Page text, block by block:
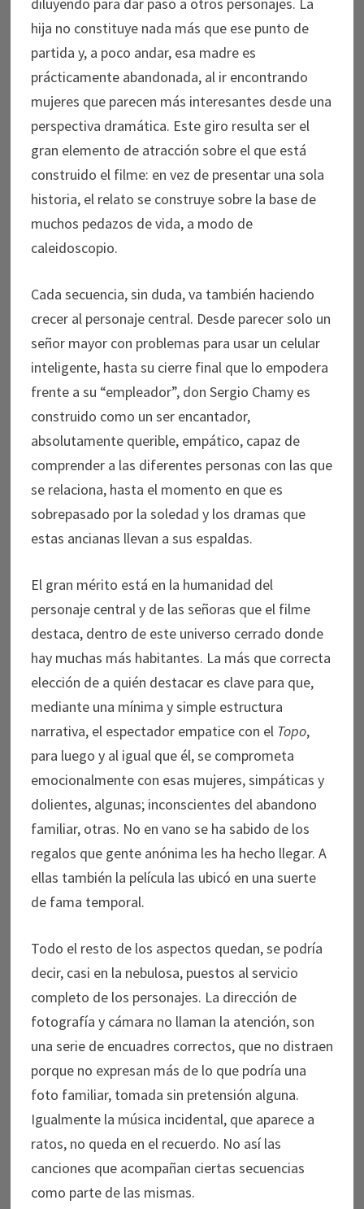
hija no constituye nada más que ese punto de
partida y, a poco andar, esa madre es
prácticamente abandonada, al ir encontrando
mujeres que parecen más interesantes desde una
perspectiva dramática. Este giro resulta ser el
gran elemento de atracción sobre el que está
construido el filme: en vez de presentar una sola
historia, el relato se construye sobre la base de
muchos pedazos de vida, a modo de
caleidoscopio.
Cada secuencia, sin duda, va también haciendo
crecer al personaje central. Desde parecer solo un
señor mayor con problemas para usar un celular
inteligente, hasta su cierre final que lo empodera
frente a su “empleador”, don Sergio Chamy es
construido como un ser encantador,
absolutamente querible, empático, capaz de
comprender a las diferentes personas con las que
se relaciona, hasta el momento en que es
sobrepasado por la soledad y los dramas que
estas ancianas llevan a sus espaldas.
El gran mérito está en la humanidad del
personaje central y de las señoras que el filme
destaca, dentro de este universo cerrado donde
hay muchas más habitantes. La más que correcta
elección de a quién destacar es clave para que,
mediante una mínima y simple estructura
narrativa, el espectador empatice con el Topo,
para luego y al igual que él, se comprometa
emocionalmente con esas mujeres, simpáticas y
dolientes, algunas; inconscientes del abandono
familiar, otras. No en vano se ha sabido de los
regalos que gente anónima les ha hecho llegar. A
ellas también la película las ubicó en una suerte
de fama temporal.
Todo el resto de los aspectos quedan, se podría
decir, casi en la nebulosa, puestos al servicio
completo de los personajes. La dirección de
fotografía y cámara no llaman la atención, son
una serie de encuadres correctos, que no distraen
porque no expresan más de lo que podría una
foto familiar, tomada sin pretensión alguna.
Igualmente la música incidental, que aparece a
ratos, no queda en el recuerdo. No así las
canciones que acompañan ciertas secuencias
como parte de las mismas.